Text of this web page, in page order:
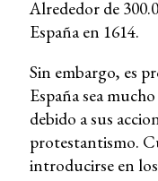
Alrededor de
España en 1614.
Sin embargo, es
España sea
debido a sus
protestantismo.
introducirse en